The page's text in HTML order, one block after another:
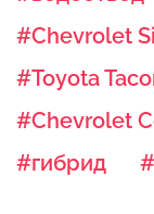
#Chevrolet
#Toyota
#Chevrolet
#гибрид